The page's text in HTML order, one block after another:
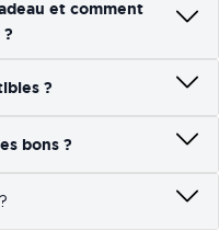
et comment
?
?
bons ?
?